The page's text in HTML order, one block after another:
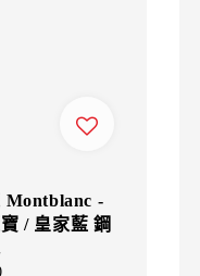
Montblanc -
/ 皇家藍 鋼